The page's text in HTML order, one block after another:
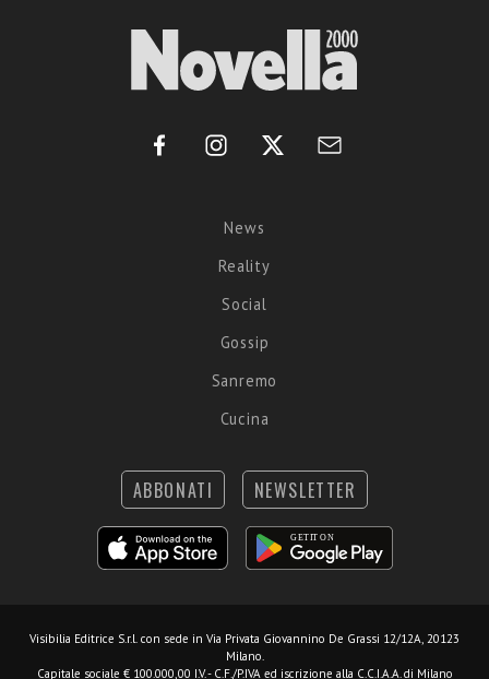
News
Reality
Social
Gossip
Sanremo
Cucina
ABBONATI NEWSLETTER
Visibilia Editrice S.r.l. con sede in Via Privata Giovannino De Grassi 12/12A, 20123
Milano.
Capitale sociale € 100.000,00 I.V. - C.F./P.IVA ed iscrizione alla C.C.I.A.A. di Milano